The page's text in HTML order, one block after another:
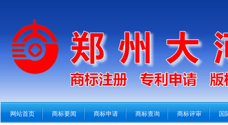
网站首页 商标要闻 商标申请 商标查询 商标评审 国